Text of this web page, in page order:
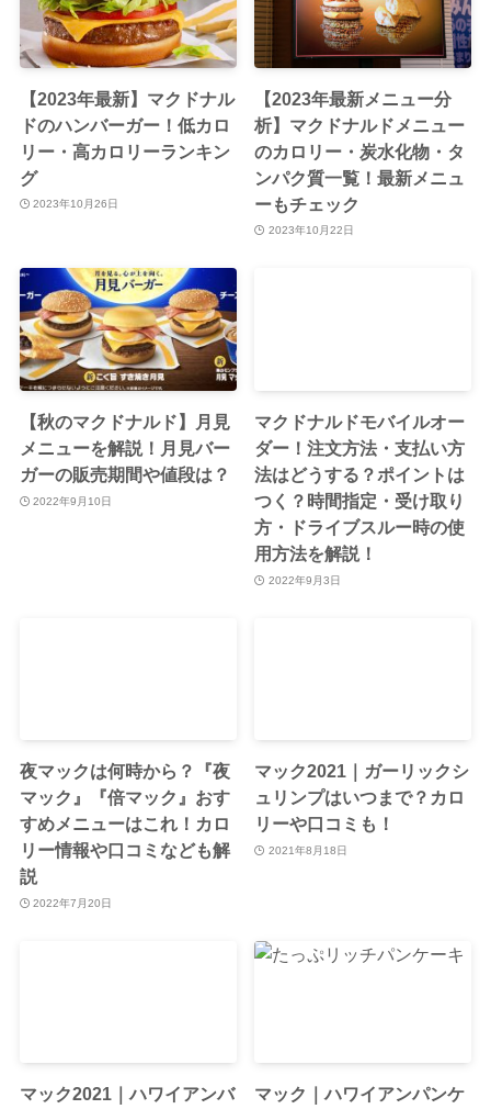
【2023年最新】マクドナル
ドのハンバーガー！低カロ
リー・高カロリーランキン
グ
2023年10月26日
【2023年最新メニュー分
析】マクドナルドメニュー
のカロリー・炭水化物・タ
ンパク質一覧！最新メニュ
ーもチェック
2023年10月22日
【秋のマクドナルド】月見
メニューを解説！月見バー
ガーの販売期間や値段は？
2022年9月10日
マクドナルドモバイルオー
ダー！注文方法・支払い方
法はどうする？ポイントは
つく？時間指定・受け取り
方・ドライブスルー時の使
用方法を解説！
2022年9月3日
夜マックは何時から？『夜
マック』『倍マック』おす
すめメニューはこれ！カロ
リー情報や口コミなども解
説
2022年7月20日
マック2021｜ガーリックシ
ュリンプはいつまで？カロ
リーや口コミも！
2021年8月18日
マック2021｜ハワイアンバ
マック｜ハワイアンパンケ